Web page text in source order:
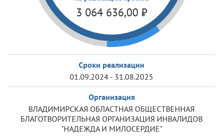
3 064 636,00 ₽
Сроки реализации
01.09.2024 - 31.08.2025
Организация
ВЛАДИМИРСКАЯ ОБЛАСТНАЯ ОБЩЕСТВЕННАЯ
БЛАГОТВОРИТЕЛЬНАЯ ОРГАНИЗАЦИЯ ИНВАЛИДОВ
"НАДЕЖДА И МИЛОСЕРДИЕ"